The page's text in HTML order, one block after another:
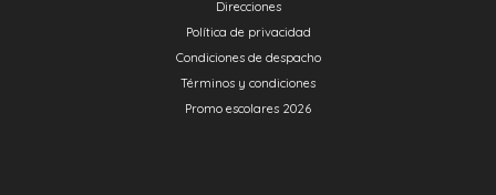
Direcciones
Política de privacidad
Condiciones de despacho
Términos y condiciones
Promo escolares 2026